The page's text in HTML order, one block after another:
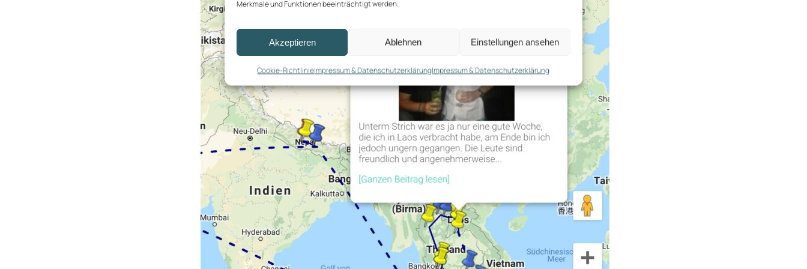
Merkmale und Funktionen beeinträchtigt werden.
Akzeptieren Ablehnen Einstellungen ansehen
Cookie-RichtlinieImpressum & DatenschutzerklärungImpressum & Datenschutzerklärung